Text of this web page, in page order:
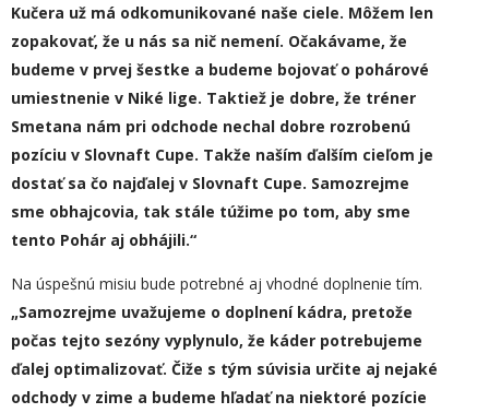
Kučera už má odkomunikované naše ciele. Môžem len
zopakovať, že u nás sa nič nemení. Očakávame, že
budeme v prvej šestke a budeme bojovať o pohárové
umiestnenie v Niké lige. Taktiež je dobre, že tréner
Smetana nám pri odchode nechal dobre rozrobenú
pozíciu v Slovnaft Cupe. Takže naším ďalším cieľom je
dostaťsa čo najďalej v Slovnaft Cupe. Samozrejme
sme obhajcovia, tak stále túžime po tom, aby sme
tento Pohár aj obhájili.“
Na úspešnú misiu bude potrebné aj vhodné doplnenie tím.
„Samozrejme uvažujeme o doplnení kádra, pretože
počas tejto sezóny vyplynulo, že káder potrebujeme
ďalej optimalizovať. Čiže s tým súvisia určite aj nejaké
odchody v zime a budeme hľadať na niektoré pozície